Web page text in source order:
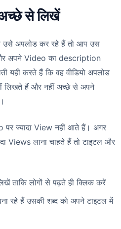
से लिखें
उसे अपलोड कर रहे हैं तो आप उस
अपने Video का description
यही करते हैं कि वह वीडियो अपलोड
लिखते हैं और नहीं अच्छे से अपने
ज्यादा View नहीं आते हैं। अगर
Views लाना चाहते हैं तो टाइटल और
ताकि लोगों से पढ़ते ही क्लिक करें
रहे हैं उसकी शब्द को अपने टाइटल में